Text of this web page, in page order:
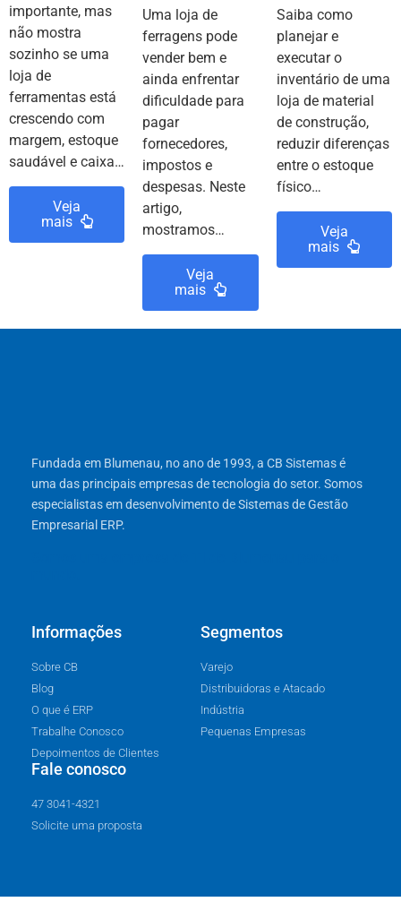
importante, mas
não mostra
sozinho se uma
loja de
ferramentas está
crescendo com
margem, estoque
saudável e caixa…
Veja
mais
Uma loja de
ferragens pode
vender bem e
ainda enfrentar
dificuldade para
pagar
fornecedores,
impostos e
despesas. Neste
artigo,
mostramos…
Veja
mais
Saiba como
planejar e
executar o
inventário de uma
loja de material
de construção,
reduzir diferenças
entre o estoque
físico…
Veja
mais
Fundada em Blumenau, no ano de 1993, a CB Sistemas é
uma das principais empresas de tecnologia do setor. Somos
especialistas em desenvolvimento de Sistemas de Gestão
Empresarial ERP.
Informações
Sobre CB
Blog
O que é ERP
Trabalhe Conosco
Depoimentos de Clientes
Segmentos
Varejo
Distribuidoras e Atacado
Indústria
Pequenas Empresas
Fale conosco
47 3041-4321
Solicite uma proposta